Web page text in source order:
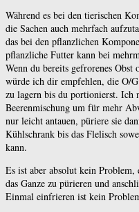
Während es bei den tierischen
die Sachen auch mehrfach
das bei den pflanzlichen
pflanzliche Futter kann bei
Wenn du bereits gefrorenes
würde ich dir empfehlen, die O/
zu lagern bis du portionierst. Ich
Beerenmischung um für mehr
nur leicht antauen, püriere sie
Kühlschrank bis das Flelisch
kann.
Es ist aber absolut kein Problem,
das Ganze zu pürieren und
Einmal einfrieren ist kein